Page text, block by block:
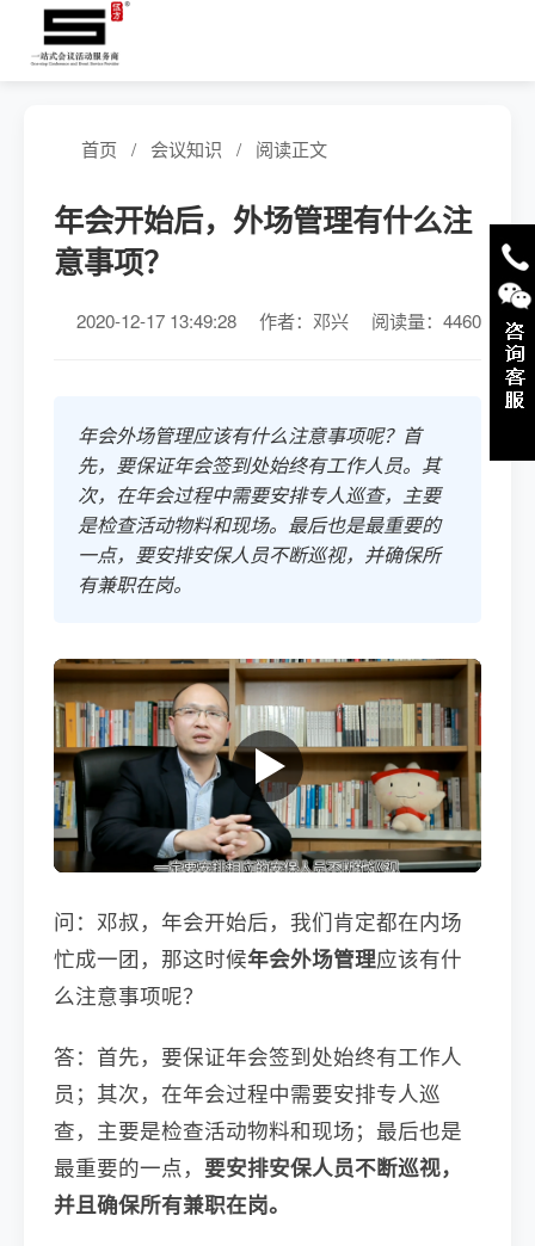
首页 / 会议知识 / 阅读正文
年会开始后，外场管理有什么注
意事项？
2020-12-17 13:49:28 作者： 邓兴 阅读量：4460
年会外场管理应该有什么注意事项呢？首
先，要保证年会签到处始终有工作人员。其
次，在年会过程中需要安排专人巡查，主要
是检查活动物料和现场。最后也是最重要的
一点，要安排安保人员不断巡视，并确保所
有兼职在岗。
问：邓叔，年会开始后，我们肯定都在内场
忙成一团，那这时候年会外场管理应该有什
么注意事项呢？
答：首先，要保证年会签到处始终有工作人
员；其次，在年会过程中需要安排专人巡
查，主要是检查活动物料和现场；最后也是
最重要的一点， 要安排安保人员不断巡视，
并且确保所有兼职在岗。